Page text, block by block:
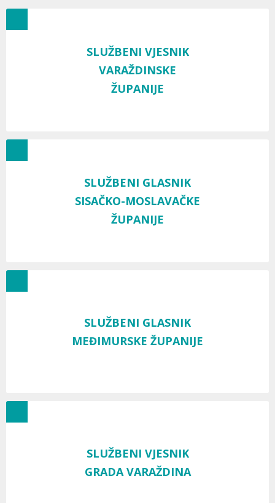
SLUŽBENI VJESNIK
VARAŽDINSKE
ŽUPANIJE
SLUŽBENI GLASNIK
SISAČKO-MOSLAVAČKE
ŽUPANIJE
SLUŽBENI GLASNIK
MEĐIMURSKE ŽUPANIJE
SLUŽBENI VJESNIK
GRADA VARAŽDINA